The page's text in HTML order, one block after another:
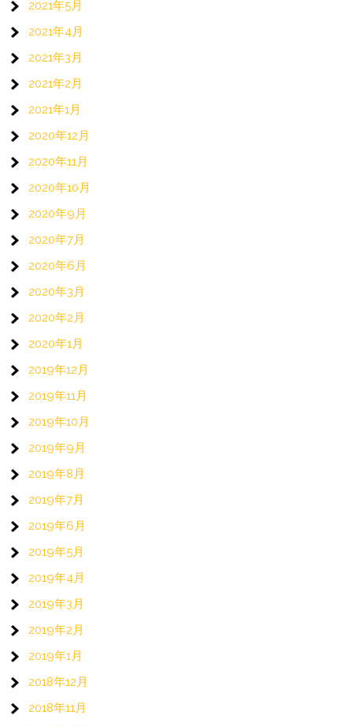
2021年5月
2021年4月
2021年3月
2021年2月
2021年1月
2020年12月
2020年11月
2020年10月
2020年9月
2020年7月
2020年6月
2020年3月
2020年2月
2020年1月
2019年12月
2019年11月
2019年10月
2019年9月
2019年8月
2019年7月
2019年6月
2019年5月
2019年4月
2019年3月
2019年2月
2019年1月
2018年12月
2018年11月